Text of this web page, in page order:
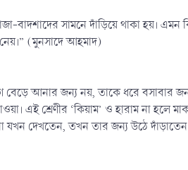
বাদশাদের সামনে দাঁড়িয়ে থাকা হয়।
নেয়।” (মুনসাদে আহমাদ)
আনার জন্য নয়, তাকে ধরে বসাবার
এই শ্রেণীর ‘কিয়াম’ ও হারাম না
যখন দেখতেন, তখন তার জন্য উঠে